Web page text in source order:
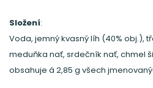
Složení:
Voda, jemný kvasný líh (40% obj.),
meduňka nať, srdečník nať, chmel
obsahuje á 2,85 g všech